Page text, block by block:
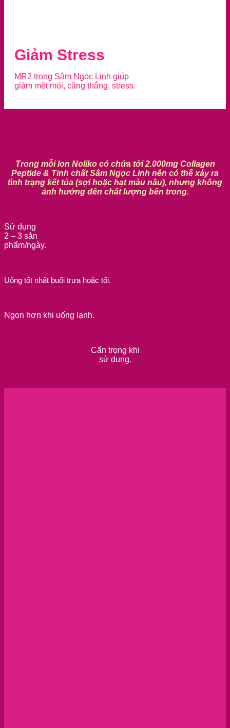
Giảm Stress
MR2 trong Sâm Ngọc Linh giúp
giảm mệt mỏi, căng thẳng, stress.
Trong mỗi lon Noliko có chứa tới 2.000mg Collagen
Peptide & Tinh chất Sâm Ngọc Linh nên có thể xảy ra
tình trạng kết tủa (sợi hoặc hạt màu nâu), nhưng không
ảnh hưởng đến chất lượng bên trong.
Sử dụng
2 – 3 sản
phẩm/ngày.
Uống tốt nhất buổi trưa hoặc tối.
Ngon hơn khi uống lạnh.
Cẩn trọng khi
sử dụng.